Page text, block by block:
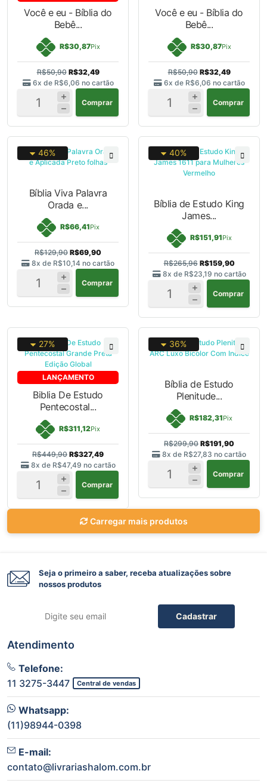
Você e eu - Bíblia do
Bebê...
R$30,87Pix
R$50,90 R$32,49
6x de R$6,06 no cartão
Comprar
Você e eu - Bíblia do
Bebê...
R$30,87Pix
R$50,90 R$32,49
6x de R$6,06 no cartão
Comprar
46%
Bíblia Viva Palavra
Orada e...
R$66,41Pix
R$129,90 R$69,90
8x de R$10,14 no cartão
Comprar
40%
Bíblia de Estudo King
James...
R$151,91Pix
R$265,96 R$159,90
8x de R$23,19 no cartão
Comprar
LANÇAMENTO
27%
Biblia De Estudo
Pentecostal...
R$311,12Pix
R$449,90 R$327,49
8x de R$47,49 no cartão
Comprar
36%
Bíblia de Estudo
Plenitude...
R$182,31Pix
R$299,90 R$191,90
8x de R$27,83 no cartão
Comprar
Carregar mais produtos
Seja o primeiro a saber, receba atualizações sobre
nossos produtos
Cadastrar
Atendimento
Telefone:
11 3275-3447
Central de vendas
Whatsapp:
(11)98944-0398
E-mail:
contato@livrariashalom.com.br